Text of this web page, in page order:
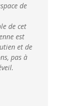
de
de cet
est
et de
pas à